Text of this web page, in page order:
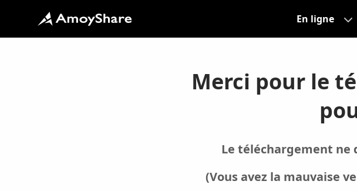
En ligne
Merci pour le
Le téléchargement ne
(Vous avez la mauvaise